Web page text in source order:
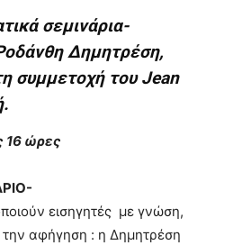
σεμινάρια-
Δημητρέση,
συμμετοχή του Jean
16 ώρες
εισηγητές με γνώση,
την αφήγηση : η Δημητρέση